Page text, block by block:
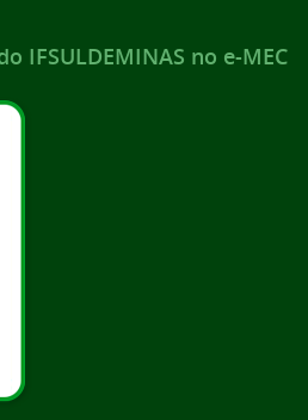
IFSULDEMINAS no e-MEC